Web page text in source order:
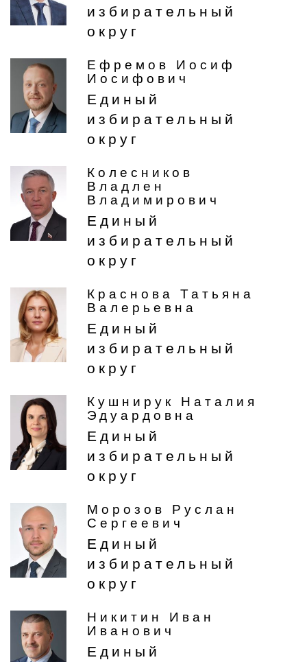
избирательный
округ
Ефремов Иосиф
Иосифович
Единый
избирательный
округ
Колесников
Владлен
Владимирович
Единый
избирательный
округ
Краснова Татьяна
Валерьевна
Единый
избирательный
округ
Кушнирук Наталия
Эдуардовна
Единый
избирательный
округ
Морозов Руслан
Сергеевич
Единый
избирательный
округ
Никитин Иван
Иванович
Единый